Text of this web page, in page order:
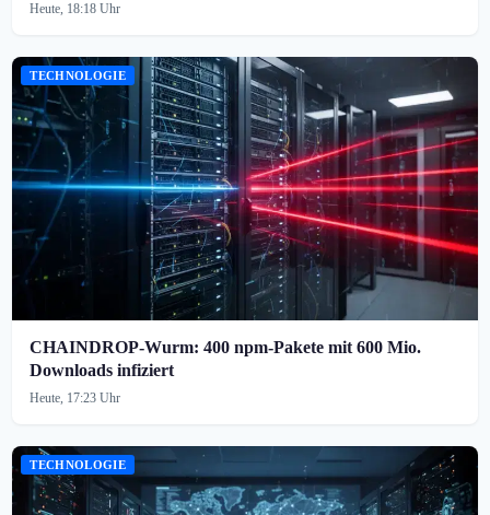
Heute, 18:18 Uhr
TECHNOLOGIE
CHAINDROP-Wurm: 400 npm-Pakete mit 600 Mio.
Downloads infiziert
Heute, 17:23 Uhr
TECHNOLOGIE